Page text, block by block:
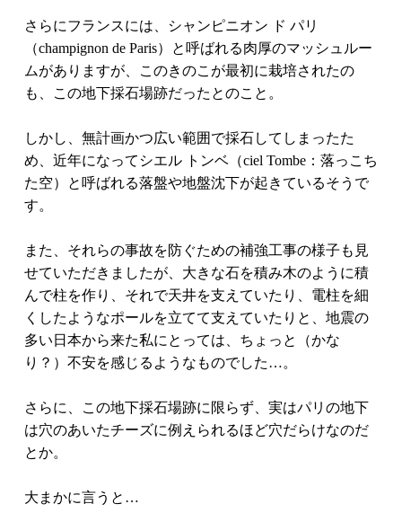
さらにフランスには、シャンピニオン ド パリ
（champignon de Paris）と呼ばれる肉厚のマッシュルー
ムがありますが、このきのこが最初に栽培されたの
も、この地下採石場跡だったとのこと。
しかし、無計画かつ広い範囲で採石してしまったた
め、近年になってシエル トンベ（ciel Tombe：落っこち
た空）と呼ばれる落盤や地盤沈下が起きているそうで
す。
また、それらの事故を防ぐための補強工事の様子も見
せていただきましたが、大きな石を積み木のように積
んで柱を作り、それで天井を支えていたり、電柱を細
くしたようなポールを立てて支えていたりと、地震の
多い日本から来た私にとっては、ちょっと（かな
り？）不安を感じるようなものでした…。
さらに、この地下採石場跡に限らず、実はパリの地下
は穴のあいたチーズに例えられるほど穴だらけなのだ
とか。
大まかに言うと…